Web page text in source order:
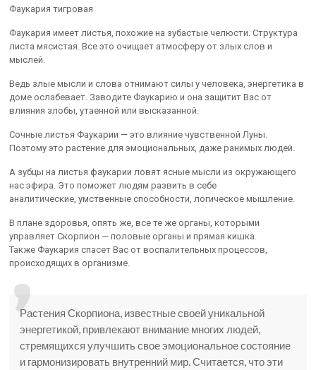
Фаукария тигровая
Фаукария имеет листья, похожие на зубастые челюсти. Структура
листа мясистая. Все это очищает атмосферу от злых слов и
мыслей.
Ведь злые мысли и слова отнимают силы у человека, энергетика в
доме ослабевает. Заводите Фаукарию и она защитит Вас от
влияния злобы, утаенной или высказанной.
Сочные листья Фаукарии — это влияние чувственной Луны.
Поэтому это растение для эмоциональных, даже ранимых людей.
А зубцы на листья фаукарии ловят ясные мысли из окружающего
нас эфира. Это поможет людям развить в себе
аналитические, умственные способности, логическое мышление.
В плане здоровья, опять же, все те же органы, которыми
управляет Скорпион — половые органы и прямая кишка.
Также Фаукария спасет Вас от воспалительных процессов,
происходящих в организме.
Растения Скорпиона, известные своей уникальной
энергетикой, привлекают внимание многих людей,
стремящихся улучшить свое эмоциональное состояние
и гармонизировать внутренний мир. Считается, что эти